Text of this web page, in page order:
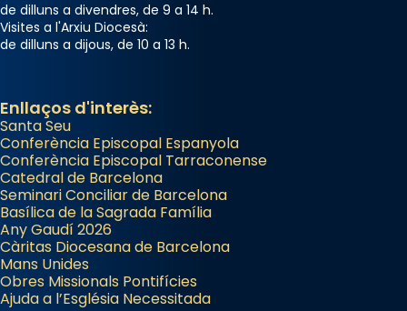
Santes a Mataró»🥵.
Photo
de dilluns a divendres, de 9 a 14 h.
Visites a l'Arxiu Diocesà:
de dilluns a dijous, de 10 a 13 h.
Enllaços d'interès:
Santa Seu
Conferència Episcopal Espanyola
Conferència Episcopal Tarraconense
Catedral de Barcelona
Seminari Conciliar de Barcelona
Basílica de la Sagrada Família
Any Gaudí 2026
Càritas Diocesana de Barcelona
Mans Unides
Obres Missionals Pontifícies
Ajuda a l’Església Necessitada